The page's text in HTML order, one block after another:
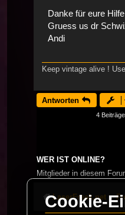
Danke für eure Hilfe
Gruess us dr
Andi
Keep vintage alive !
Antworten
4
WER IST ONLINE?
Mitglieder in diesem
LaserFreak.net
Cookie-